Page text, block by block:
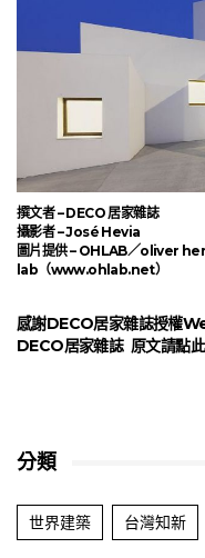
撰文者 – DECO 居家雜誌
攝影者 – José Hevia
圖片提供 – OHLAB／oliver
lab（www.ohlab.net）
感謝DECO居家雜誌授權
DECO居家雜誌 原文請點此
分類
世界建築 台灣知新